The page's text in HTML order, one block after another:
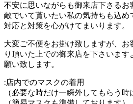
不安に思いながらも御来店下さるお
敵でいて貰いたい私の気持ちも込め
対応と対策を心がけてまいります。
大変ご不便をお掛け致しますが、お
り頂いた上での御来店を下さいま
願い致します。
:店内でのマスクの着用
（必要な時だけ一瞬外してもらう時